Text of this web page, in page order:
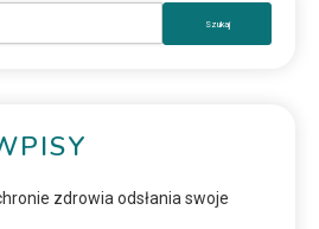
zdrowia odsłania swoje